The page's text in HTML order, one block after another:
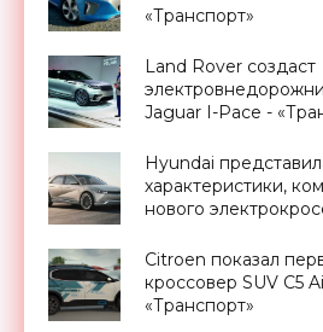
«Транспорт»
Land Rover создаст
Jaguar I-Pace -
Hyundai
характеристики,
нового
Citroen показал
кроссовер SUV C5
«Транспорт»